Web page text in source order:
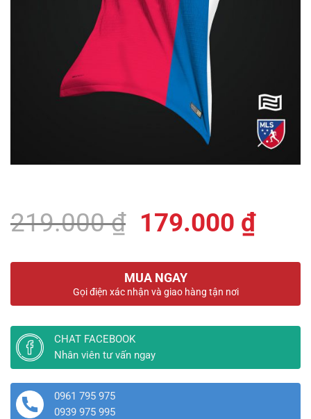
219.000₫ Giá
là:
219.000 ₫.
179.000 ₫Giá
là:
MUA NGAY
Gọi điện xác nhận và giao hàng tận nơi
CHAT FACEBOOK
Nhân viên tư vấn ngay
0961 795 975
0939 975 995